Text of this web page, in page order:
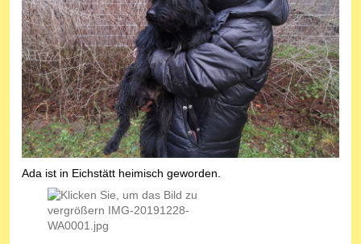
Ada ist in Eichstätt heimisch geworden.